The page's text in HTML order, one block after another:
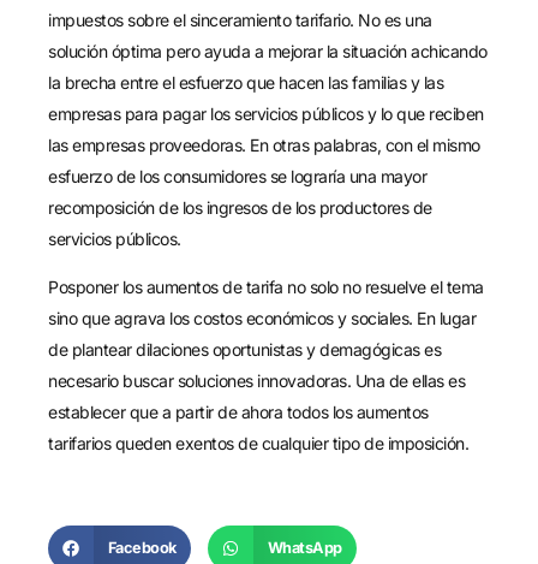
impuestos sobre el sinceramiento tarifario. No es una
solución óptima pero ayuda a mejorar la situación achicando
la brecha entre el esfuerzo que hacen las familias y las
empresas para pagar los servicios públicos y lo que reciben
las empresas proveedoras. En otras palabras, con el mismo
esfuerzo de los consumidores se lograría una mayor
recomposición de los ingresos de los productores de
servicios públicos.
Posponer los aumentos de tarifa no solo no resuelve el tema
sino que agrava los costos económicos y sociales. En lugar
de plantear dilaciones oportunistas y demagógicas es
necesario buscar soluciones innovadoras. Una de ellas es
establecer que a partir de ahora todos los aumentos
tarifarios queden exentos de cualquier tipo de imposición.
Facebook WhatsApp